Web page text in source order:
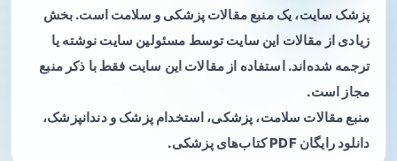
پزشک سایت، یک منبع مقالات پزشکی و سلامت است. بخش
زیادی از مقالات این سایت توسط مسئولین سایت نوشته یا
ترجمه شده‌اند. استفاده از مقالات این سایت فقط با ذکر منبع
مجاز است.
منبع مقالات سلامت، پزشکی، استخدام پزشک و دندانپزشک،
دانلود رایگان PDF کتاب‌های پزشکی.